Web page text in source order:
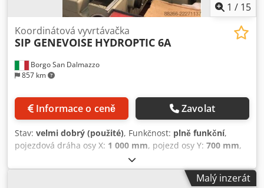
1 / 15
Borgo San Dalmazzo
857 km
Koordinátová vyvrtávačka
SIP GENEVOISE HYDROPTIC 6A
Informace o ceně Zavolat
Stav: velmi dobrý (použité), Funkčnost: plně funkční,
pojezdová dráha osy X: 1 000 mm, pojezd osy Y: 700 mm,
2 000 ot./min
mm, šířka stolu:842 mm, Pojezd osy X: 1 000 mm Pojezd
osy Y: 700 mm Pojezd vřetena: 300 mm Rozměry stolu: 1
Malý inzerát